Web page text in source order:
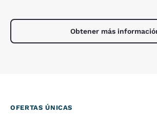
Obtener más
OFERTAS ÚNICAS